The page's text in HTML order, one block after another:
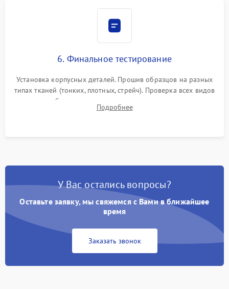
6. Финальное тестирование
Установка корпусных деталей. Прошив образцов на разных
типах тканей (тонких, плотных, стрейч). Проверка всех видов
строчек, работы реверса, выметывания петли и намотчика
шпульки. Контроль плавности хода и отсутствия
Подробнее
У Вас остались вопросы?
Оставьте заявку, мы свяжемся с Вами в ближайшее
время
Заказать звонок